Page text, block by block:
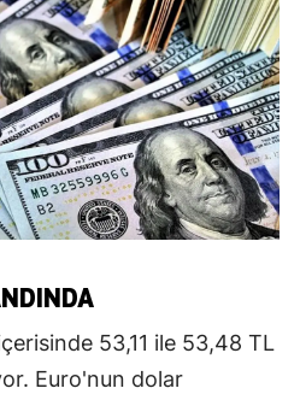
53,11 ile 53,48 TL
Euro'nun dolar